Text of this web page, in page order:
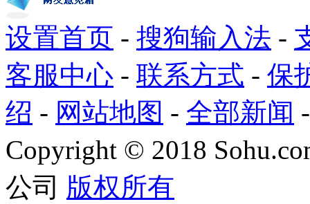
设置首页 - 搜狗输入法 -
客服中心 - 联系方式 - 保
绍 - 网站地图 - 全部新闻
Copyright © 2018
公司 版权所有